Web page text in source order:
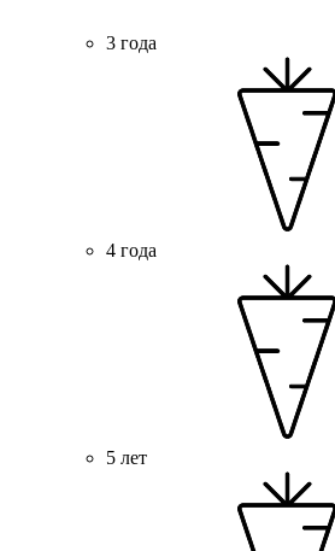
3 года
4 года
5 лет